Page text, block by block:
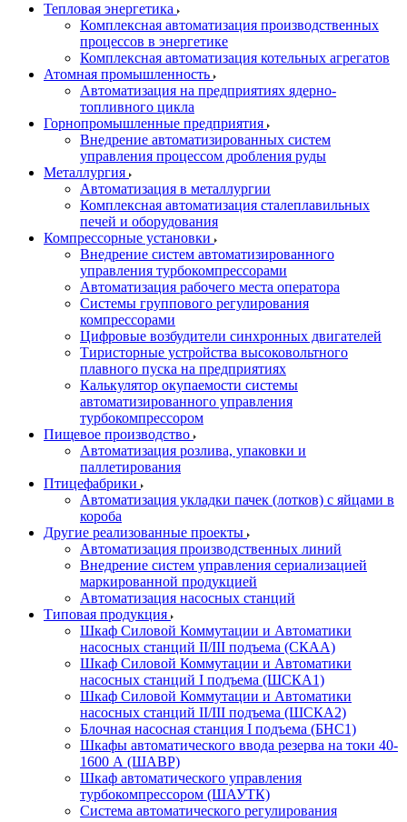
Тепловая энергетика
Комплексная автоматизация производственных
процессов в энергетике
Комплексная автоматизация котельных агрегатов
Атомная промышленность
Автоматизация на предприятиях ядерно-
топливного цикла
Горнопромышленные предприятия
Внедрение автоматизированных систем
управления процессом дробления руды
Металлургия
Автоматизация в металлургии
Комплексная автоматизация сталеплавильных
печей и оборудования
Компрессорные установки
Внедрение систем автоматизированного
управления турбокомпрессорами
Автоматизация рабочего места оператора
Системы группового регулирования
компрессорами
Цифровые возбудители синхронных двигателей
Тиристорные устройства высоковольтного
плавного пуска на предприятиях
Калькулятор окупаемости системы
автоматизированного управления
турбокомпрессором
Пищевое производство
Автоматизация розлива, упаковки и
паллетирования
Птицефабрики
Автоматизация укладки пачек (лотков) с яйцами в
короба
Другие реализованные проекты
Автоматизация производственных линий
Внедрение систем управления сериализацией
маркированной продукцией
Автоматизация насосных станций
Типовая продукция
Шкаф Силовой Коммутации и Автоматики
насосных станций II/III подъема (СКАА)
Шкаф Силовой Коммутации и Автоматики
насосных станций I подъема (ШСКА1)
Шкаф Силовой Коммутации и Автоматики
насосных станций II/III подъема (ШСКА2)
Блочная насосная станция I подъема (БНС1)
Шкафы автоматического ввода резерва на токи 40-
1600 А (ШАВР)
Шкаф автоматического управления
турбокомпрессором (ШАУТК)
Система автоматического регулирования